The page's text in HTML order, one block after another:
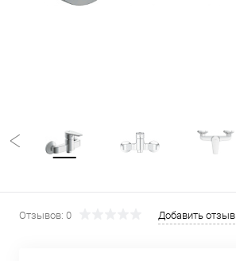
Отзывов: 0 Добавить отзыв